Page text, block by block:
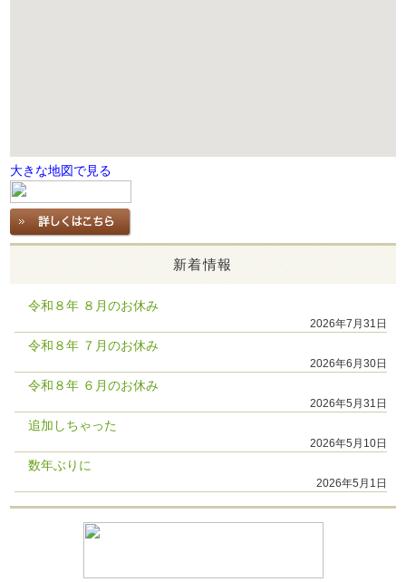
大きな地図で見る
新着情報
令和８年 ８月のお休み
2026年7月31日
令和８年 ７月のお休み
2026年6月30日
令和８年 ６月のお休み
2026年5月31日
追加しちゃった
2026年5月10日
数年ぶりに
2026年5月1日